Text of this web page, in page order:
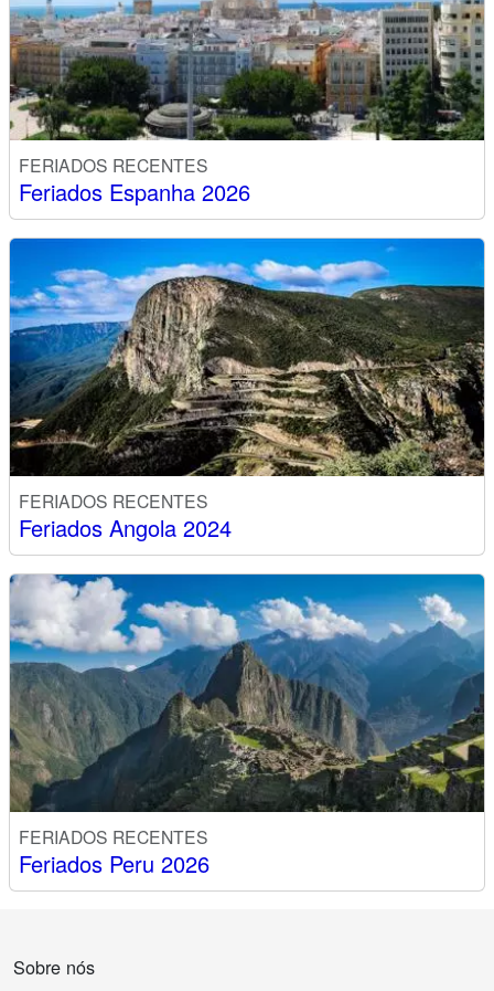
FERIADOS RECENTES
Feriados Espanha 2026
FERIADOS RECENTES
Feriados Angola 2024
FERIADOS RECENTES
Feriados Peru 2026
Sobre nós